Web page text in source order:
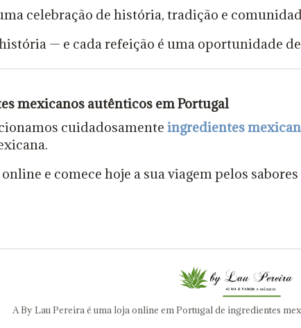
celebração de história, tradição e
— e cada refeição é uma oportunidade
mexicanos autênticos em Portugal
cuidadosamenteingredientes
e comece hoje a sua viagem pelos
A By Lau Pereira é uma loja online em Portugal de ingredientes